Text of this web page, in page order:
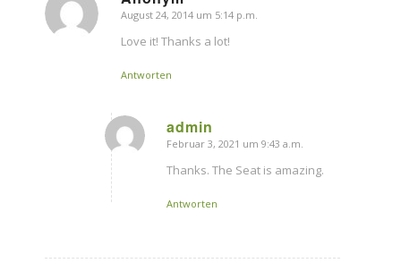
sagte:
August 24, 2014 um 5:14 p.m.
Love it! Thanks a lot!
Antworten
admin
sagte:
Februar 3, 2021 um 9:43 a.m.
Thanks. The Seat is amazing.
Antworten